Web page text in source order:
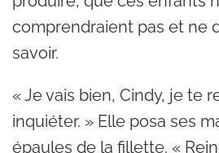
comprendraient pas et ne
savoir.
« Je vais bien, Cindy, je te
inquiéter. » Elle posa ses
épaules de la fillette. «